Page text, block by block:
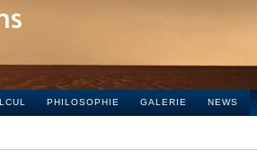
PHILOSOPHIE GALERIE NEWS